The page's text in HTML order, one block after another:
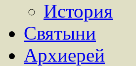
История
Святыни
Архиерей